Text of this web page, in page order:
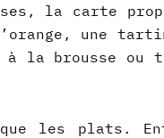
la carte
une
la brousse ou
que les plats.